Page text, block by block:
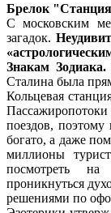
Брелок
С московским
загадок.
Знакам
Сталина была
Кольцевая
поездов, поэтому
богато, а даже
миллионы
посмотреть
проникнуться
решениями по